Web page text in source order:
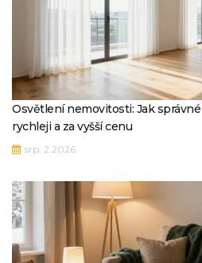
Osvětlení nemovitosti: Jak
rychleji a za vyšší cenu
srp, 2 2026